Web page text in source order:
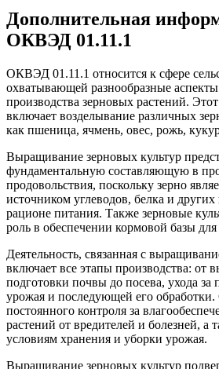
Дополнительная
ОКВЭД 01.11.1
ОКВЭД 01.11.1 относится к сфере
охватывающей разнообразные
производства зерновых растений.
включает возделывание различных
как пшеница, ячмень, овес, рожь,
Выращивание зерновых культур
фундаментальную составляющую в
продовольствия, поскольку зерно
источником углеводов, белка и
рационе питания. Также зерновые
роль в обеспечении кормовой базы
Деятельность, связанная с
включает все этапы производства: от
подготовки почвы до посева, ухода за
урожая и последующей его обработки.
постоянного контроля за
растений от вредителей и болезней, а
условиям хранения и уборки урожая.
Выращивание зерновых культур